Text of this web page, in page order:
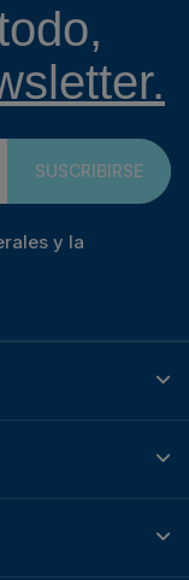
SUSCRIBIRSE
y la